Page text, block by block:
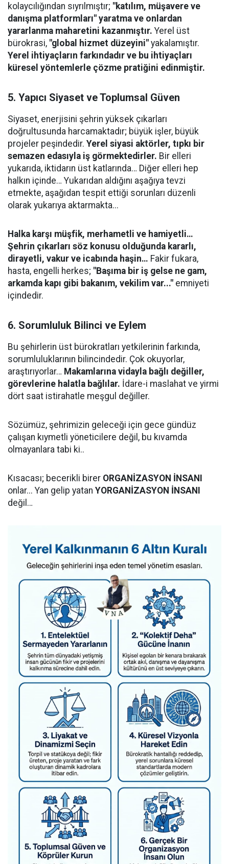
kolaycılığından sıyrılmıştır; "katılım, müşavere ve
danışma platformları" yaratma ve onlardan
yararlanma maharetini kazanmıştır. Yerel üst
bürokrasi, "global hizmet düzeyini" yakalamıştır.
Yerel ihtiyaçların farkındadır ve bu ihtiyaçları
küresel yöntemlerle çözme pratiğini edinmiştir.
5. Yapıcı Siyaset ve Toplumsal Güven
​Siyaset, enerjisini şehrin yüksek çıkarları
doğrultusunda harcamaktadır; büyük işler, büyük
projeler peşindedir. Yerel siyasi aktörler, tıpkı bir
semazen edasıyla iş görmektedirler. Bir elleri
yukarıda, iktidarın üst katlarında… Diğer elleri hep
halkın içinde… Yukarıdan aldığını aşağıya tevzi
etmekte, aşağıdan tespit ettiği sorunları düzenli
olarak yukarıya aktarmakta...
Halka karşı müşfik, merhametli ve hamiyetli…
Şehrin çıkarları söz konusu olduğunda kararlı,
dirayetli, vakur ve icabında haşin… Fakir fukara,
hasta, engelli herkes; "Başıma bir iş gelse ne gam,
arkamda kapı gibi bakanım, vekilim var..." emniyeti
içindedir.
6. Sorumluluk Bilinci ve Eylem
​Bu şehirlerin üst bürokratları yetkilerinin farkında,
sorumluluklarının bilincindedir. Çok okuyorlar,
araştırıyorlar… Makamlarına vidayla bağlı değiller,
görevlerine halatla bağlılar. İdare-i maslahat ve yirmi
dört saat istirahatle meşgul değiller.
Sözümüz, şehrimizin geleceği için gece gündüz
çalışan kıymetli yöneticilere değil, bu kıvamda
olmayanlara tabi ki..
​Kısacası; becerikli birer ORGANİZASYON İNSANI
onlar... Yan gelip yatan YORGANİZASYON İNSANI
değil…